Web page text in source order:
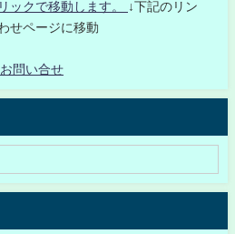
ックで移動します。
↓下記のリン
せページに移動
お問い合せ